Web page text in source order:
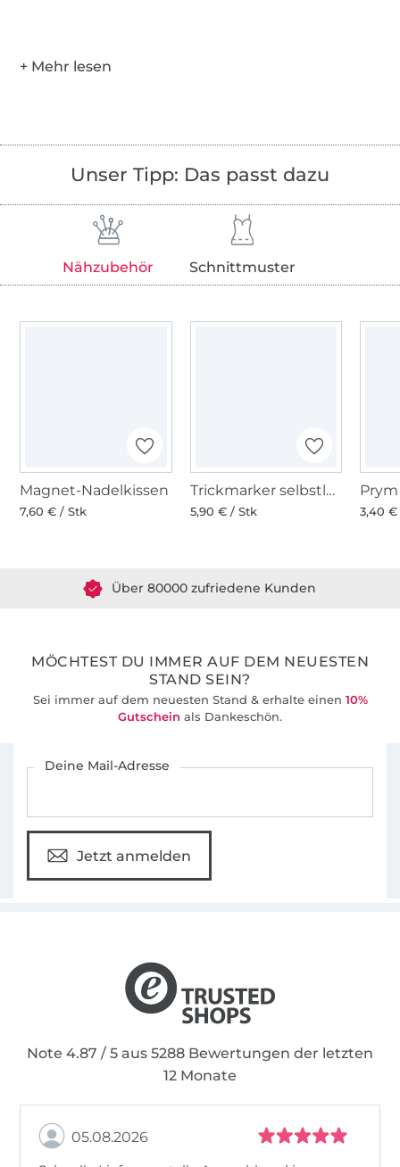
Unser Tipp: Das passt dazu
Nähzubehör Schnittmuster
Magnet-Nadelkissen
7,60 € / Stk
Trickmarker selbstlöschend, violett
5,90 € / Stk 3,40
Über 80000 zufriedene Kunden
MÖCHTEST DU IMMER AUF DEM NEUESTEN
STAND SEIN?
Sei immer auf dem neuesten Stand & erhalte einen 10%
Gutschein als Dankeschön.
Deine Mail-Adresse
Jetzt anmelden
Note 4.87 / 5 aus 5288 Bewertungen der letzten
12 Monate
05.08.2026